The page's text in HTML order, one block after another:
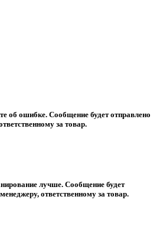
об ошибке. Сообщение будет отправлено
за товар.
лучше. Сообщение будет
ответственному за товар.